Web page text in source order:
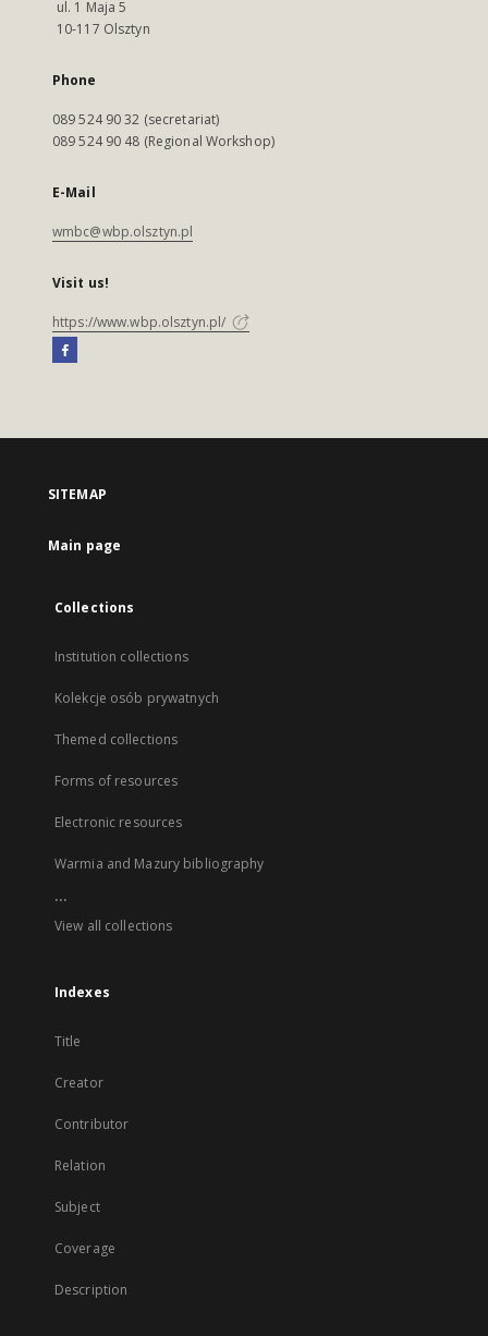
ul. 1 Maja 5
10-117 Olsztyn
Phone
089 524 90 32 (secretariat)
089 524 90 48 (Regional Workshop)
E-Mail
wmbc@wbp.olsztyn.pl
Visit us!
https://www.wbp.olsztyn.pl/
SITEMAP
Main page
Collections
Institution collections
Kolekcje osób prywatnych
Themed collections
Forms of resources
Electronic resources
Warmia and Mazury bibliography
...
View all collections
Indexes
Title
Creator
Contributor
Relation
Subject
Coverage
Description